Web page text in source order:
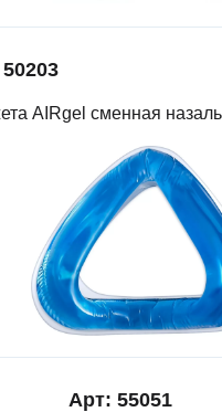
AIRgel сменная
Арт: 55051